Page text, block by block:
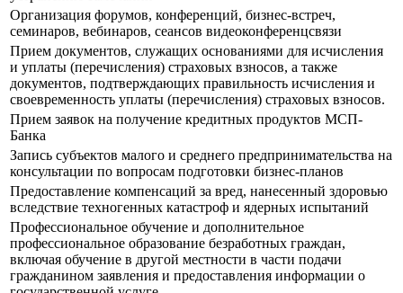
Организация форумов, конференций, бизнес-встреч,
семинаров, вебинаров, сеансов видеоконференцсвязи
Прием документов, служащих основаниями для исчисления
и уплаты (перечисления) страховых взносов, а также
документов, подтверждающих правильность исчисления и
своевременность уплаты (перечисления) страховых взносов.
Прием заявок на получение кредитных продуктов МСП-
Банка
Запись субъектов малого и среднего предпринимательства на
консультации по вопросам подготовки бизнес-планов
Предоставление компенсаций за вред, нанесенный здоровью
вследствие техногенных катастроф и ядерных испытаний
Профессиональное обучение и дополнительное
профессиональное образование безработных граждан,
включая обучение в другой местности в части подачи
гражданином заявления и предоставления информации о